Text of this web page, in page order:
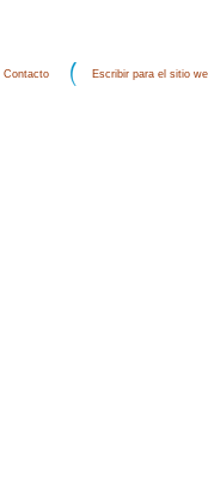
Contacto Escribir para el sitio